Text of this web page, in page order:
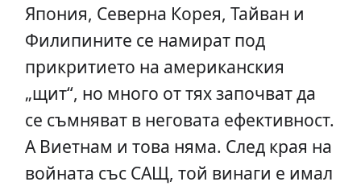
Япония, Северна Корея, Тайван и
Филипините се намират под
прикритието на американския
„щит“, но много от тях започват да
се съмняват в неговата ефективност.
А Виетнам и това няма. След края на
войната със САЩ, той винаги е имал